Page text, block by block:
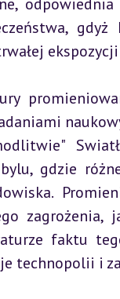
gdzie
zagrożenia,
faktu
technopolii i